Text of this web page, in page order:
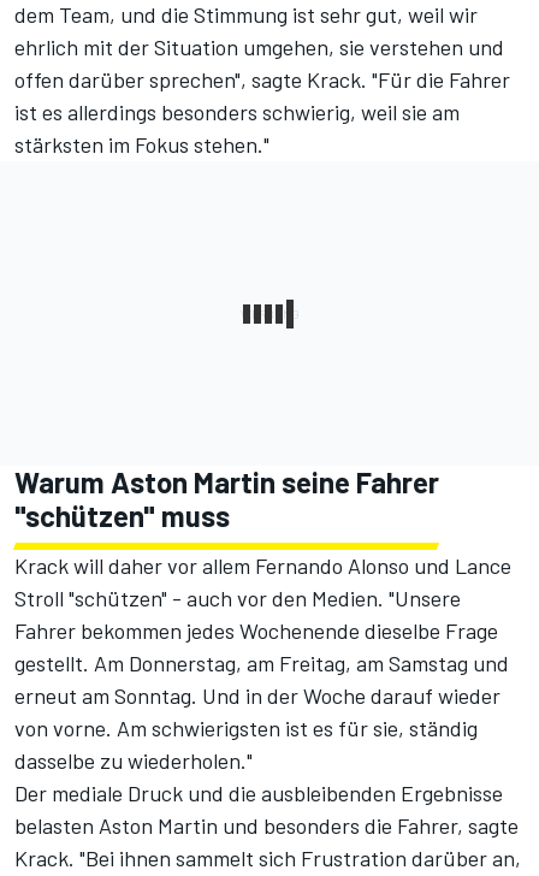
dem Team, und die Stimmung ist sehr gut, weil wir
ehrlich mit der Situation umgehen, sie verstehen und
offen darüber sprechen", sagte Krack. "Für die Fahrer
ist es allerdings besonders schwierig, weil sie am
stärksten im Fokus stehen."
Warum Aston Martin seine Fahrer
"schützen" muss
Krack will daher vor allem Fernando Alonso und Lance
Stroll "schützen" - auch vor den Medien. "Unsere
Fahrer bekommen jedes Wochenende dieselbe Frage
gestellt. Am Donnerstag, am Freitag, am Samstag und
erneut am Sonntag. Und in der Woche darauf wieder
von vorne. Am schwierigsten ist es für sie, ständig
dasselbe zu wiederholen."
Der mediale Druck und die ausbleibenden Ergebnisse
belasten Aston Martin und besonders die Fahrer, sagte
Krack. "Bei ihnen sammelt sich Frustration darüber an,